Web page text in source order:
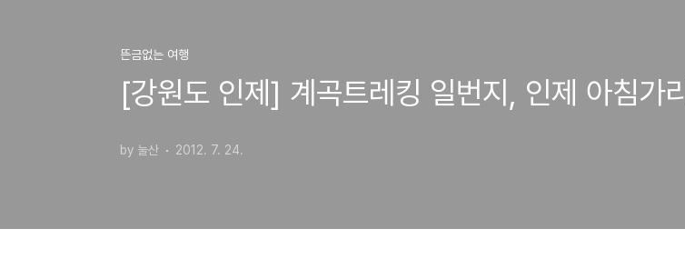
뜬금없는 여행
[강원도 인제] 계곡트레킹 일번지, 인제 아침가리
by 눌산 2012. 7. 24.